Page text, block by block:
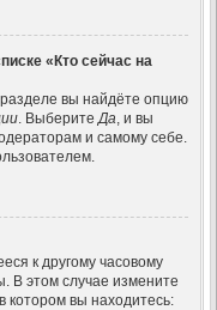
«Кто сейчас на
вы найдёте опцию
. ВыберитеДа, и вы
и самому себе.
к другому часовому
В этом случае измените
котором вы находитесь: